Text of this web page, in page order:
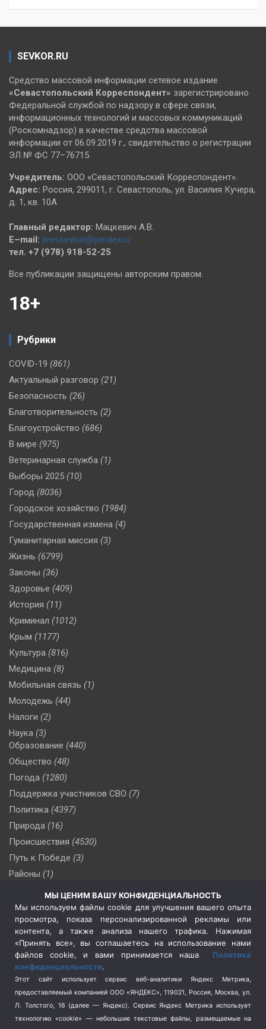
SEVKOR.RU
Средство массовой информации сетевое издание
«Севастопольский Корреспондент» зарегистрировано
Федеральной службой по надзору в сфере связи,
информационных технологий и массовых коммуникаций
(Роскомнадзор) в качестве средства массовой
информации от 06.09.2019 г., свидетельство о регистрации
ЭЛ № ФС 77–76715
Учредитель: ООО «Севастопольский Корреспондент».
Адрес: Россия, 299011, г. Севастополь, ул. Василия Кучера,
д. 1, кв. 10А
Главный редактор: Мацкевич А.В.
E–mail: pressevkor@yandex.ru
тел. +7 (978) 918-52-25
Все публикации защищены авторским правом.
18+
Рубрики
COVID-19 (861)
Актуальный разговор (21)
Безопасность (26)
Благотворительность (2)
Благоустройство (686)
В мире (975)
Ветеринарная служба (1)
Выборы 2025 (10)
Город (8036)
Городское хозяйство (1984)
Государственная измена (4)
Гуманитарная миссия (3)
Жизнь (6799)
Законы (36)
Здоровье (409)
История (11)
Криминал (1012)
Крым (1177)
Культура (816)
Медицина (8)
Мобильная связь (1)
Молодежь (44)
Налоги (2)
Наука (3)
Образование (440)
Общество (48)
Погода (1280)
Поддержка участников СВО (7)
Политика (4397)
Природа (16)
Происшествия (4530)
Путь к Победе (3)
Районы (1)
(510)
Сельское хозяйство (3)
Социальная политика
(3)
Спецоперация в Украине
Спецоперация на Украине
(404)
Спорт (740)
Терроризм (1)
Транспорт (262)
МЫ ЦЕНИМ ВАШУ КОНФИДЕНЦИАЛЬНОСТЬ
Мы используем файлы cookie для улучшения вашего опыта
просмотра, показа персонализированной рекламы или
контента, а также анализа нашего трафика. Нажимая
«Принять все», вы соглашаетесь на использование нами
файлов cookie, и вами принимается наша Политика
конфиденциальности.
Этот сайт использует сервис веб-аналитики Яндекс Метрика,
предоставляемый компанией ООО «ЯНДЕКС», 119021, Россия, Москва, ул.
Л. Толстого, 16 (далее — Яндекс). Сервис Яндекс Метрика использует
технологию «cookie» — небольшие текстовые файлы, размещаемые на